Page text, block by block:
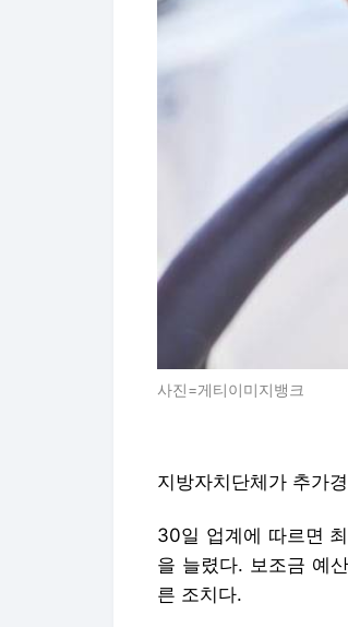
사진=게티이미지뱅크
지방자치단체가 추가
30일 업계에 따르면
을 늘렸다. 보조금 예
른 조치다.